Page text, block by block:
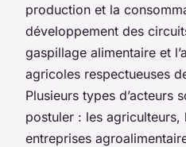
production et la
développement des
gaspillage alimentaire et
agricoles respectueuses
Plusieurs types d’acteurs
postuler : les agriculteurs,
entreprises